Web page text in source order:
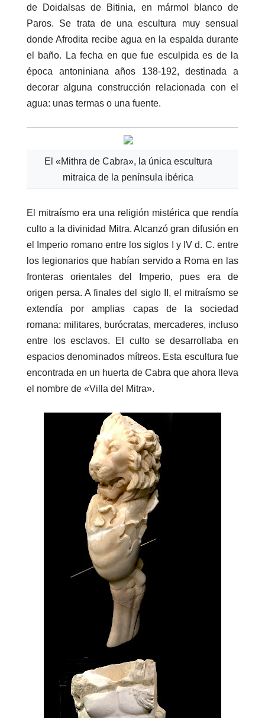
de Doidalsas de Bitinia, en mármol blanco de
Paros. Se trata de una escultura muy sensual
donde Afrodita recibe agua en la espalda durante
el baño. La fecha en que fue esculpida es de la
época antoniniana años 138-192, destinada a
decorar alguna construcción relacionada con el
agua: unas termas o una fuente.
El «Mithra de Cabra», la única escultura
mitraica de la península ibérica
El mitraísmo era una religión mistérica que rendía
culto a la divinidad Mitra. Alcanzó gran difusión en
el Imperio romano entre los siglos I y IV d. C. entre
los legionarios que habían servido a Roma en las
fronteras orientales del Imperio, pues era de
origen persa. A finales del siglo II, el mitraísmo se
extendía por amplias capas de la sociedad
romana: militares, burócratas, mercaderes, incluso
entre los esclavos. El culto se desarrollaba en
espacios denominados mítreos. Esta escultura fue
encontrada en un huerta de Cabra que ahora lleva
el nombre de «Villa del Mitra».